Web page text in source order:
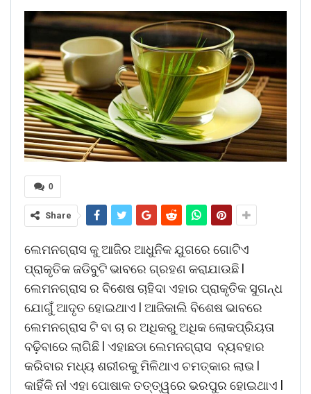
0
Share
ଲେମନଗ୍ରାସ କୁ ଆଜିର ଆଧୁନିକ ଯୁଗରେ ଗୋଟିଏ
ପ୍ରାକୃତିକ ଜଡିବୁଟି ଭାବରେ ଗ୍ରହଣ କରାଯାଉଛି l
ଲେମନଗ୍ରାସ ର ବିଶେଷ ଚାହିଦା ଏହାର ପ୍ରାକୃତିକ ସୁଗନ୍ଧ
ଯୋଗୁଁ ଆଦୃତ ହୋଇଥାଏ l ଆଜିକାଲି ବିଶେଷ ଭାବରେ
ଲେମନଗ୍ରାସ ଟି ବା ଚା ର ଅଧିକରୁ ଅଧିକ ଲୋକପ୍ରିୟତା
ବଢ଼ିବାରେ ଲାଗିଛି l ଏହାଛଡା ଲେମନଗ୍ରାସ ବ୍ୟବହାର
କରିବାର ମଧ୍ୟ ଶରୀରକୁ ମିଳିଥାଏ ଚମତ୍କାର ଲାଭ l
କାହିଁକି ନl ଏହା ପୋଷାକ ତତ୍ତ୍ୱରେ ଭରପୁର ହୋଇଥାଏ l